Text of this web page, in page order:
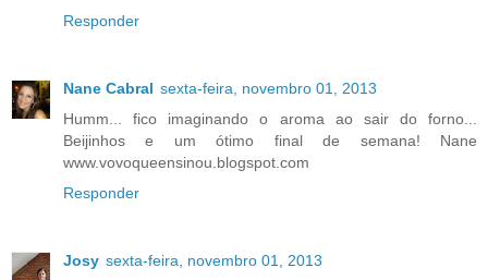
Responder
Nane Cabral sexta-feira, novembro 01, 2013
Humm... fico imaginando o aroma ao sair do forno...
Beijinhos e um ótimo final de semana! Nane
www.vovoqueensinou.blogspot.com
Responder
Josy sexta-feira, novembro 01, 2013